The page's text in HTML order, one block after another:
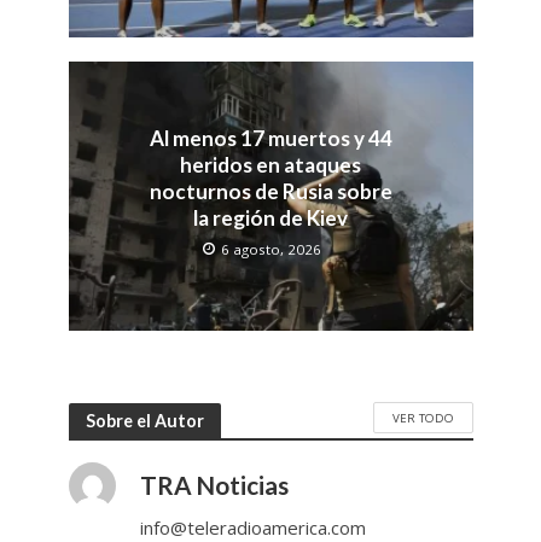
Al menos 17 muertos y 44
heridos en ataques
nocturnos de Rusia sobre
la región de Kiev
6 agosto, 2026
Sobre el Autor VER TODO
TRA Noticias
info@teleradioamerica.com